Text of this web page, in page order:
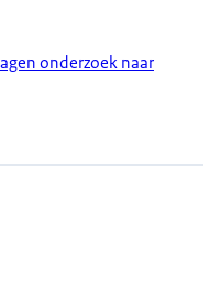
onderzoek naar